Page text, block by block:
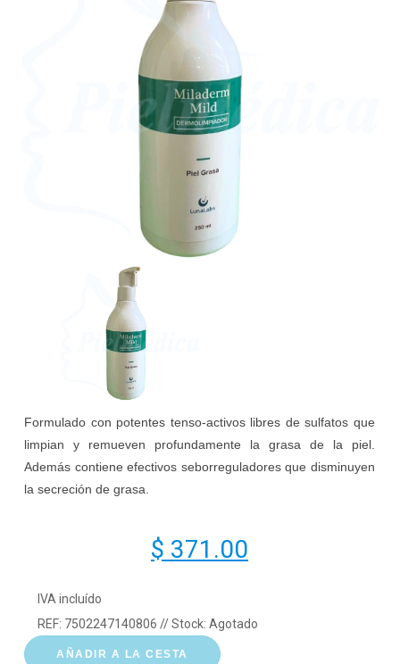
Formulado con potentes tenso-activos libres de sulfatos que
limpian y remueven profundamente la grasa de la piel.
Además contiene efectivos seborreguladores que disminuyen
la secreción de grasa.
$ 371.00
IVA incluído
REF: 7502247140806 // Stock: Agotado
AÑADIR A LA CESTA